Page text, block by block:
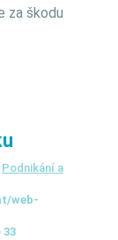
za škodu
Podnikání a
web-
33